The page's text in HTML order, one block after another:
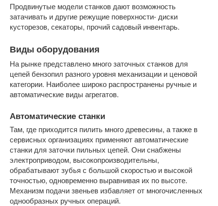
Продвинутые модели станков дают возможность
затачивать и другие режущие поверхности- диски
кусторезов, секаторы, прочий садовый инвентарь.
Виды оборудования
На рынке представлено много заточных станков для
цепей бензопил разного уровня механизации и ценовой
категории. Наиболее широко распространены ручные и
автоматические виды агрегатов.
Автоматические станки
Там, где приходится пилить много древесины, а также в
сервисных организациях применяют автоматические
станки для заточки пильных цепей. Они снабжены
электроприводом, высокопроизводительны,
обрабатывают зубья с большой скоростью и высокой
точностью, одновременно выравнивая их по высоте.
Механизм подачи звеньев избавляет от многочисленных
однообразных ручных операций.